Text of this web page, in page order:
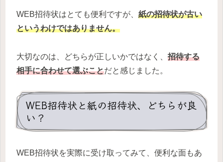
WEB招待状はとても便利ですが、 紙の招待状が古い
というわけではありません。
大切なのは、どちらが正しいかではなく、 招待する
相手に合わせて選ぶことだと感じました。
WEB招待状と紙の招待状、どちらが良
い？
WEB招待状を実際に受け取ってみて、便利な面もあ